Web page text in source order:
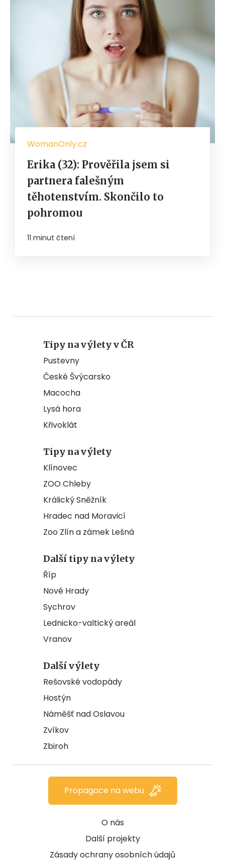
WomanOnly.cz
Erika (32): Prověřila jsem si
partnera falešným
těhotenstvím. Skončilo to
pohromou
11 minut čtení
Tipy na výlety v ČR
Pustevny
České Švýcarsko
Macocha
Lysá hora
Křivoklát
Tipy na výlety
Klínovec
ZOO Chleby
Králický Sněžník
Hradec nad Moravicí
Zoo Zlín a zámek Lešná
Další tipy na výlety
Říp
Nové Hrady
Sychrov
Lednicko-valtický areál
Vranov
Další výlety
Rešovské vodopády
Hostýn
Náměšť nad Oslavou
Zvíkov
Zbiroh
O nás
Další projekty
Zásady ochrany osobních údajů
Propagace na webu